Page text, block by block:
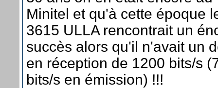
Minitel et qu'à cette époque
3615 ULLA rencontrait un
succès alors qu'il n'avait un
en réception de 1200 bits/s
bits/s en émission) !!!